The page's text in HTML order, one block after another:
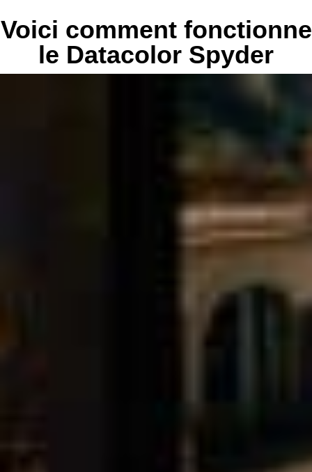
Voici comment fonctionne
le Datacolor Spyder